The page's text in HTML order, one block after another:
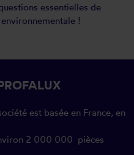
essentielles de
!
est basée en France, en
2 000 000 pièces